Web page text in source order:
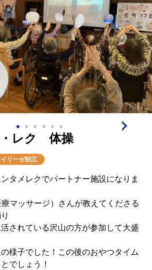
レク 体操
イリーゼ狛江
タメレクでパートナー施設になりま
マッサージ）さんが教えてくださる
されている沢山の方が参加して大盛
様子でした！この後のおやつタイム